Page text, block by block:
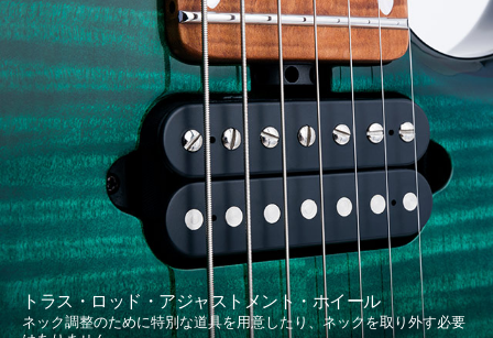
トラス・ロッド・アジャストメント・ホイール
ネック調整のために特別な道具を用意したり、ネックを取り外す必要